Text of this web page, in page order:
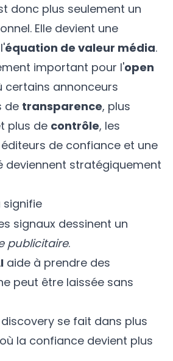
donc plus seulement un
Elle devient une
équation de valeur média.
important pour l'open
certains annonceurs
de transparence, plus
plus de contrôle, les
de confiance et une
deviennent stratégiquement
signifie
signaux dessinent un
publicitaire.
aide à prendre des
peut être laissée sans
se fait dans plus
la confiance devient plus